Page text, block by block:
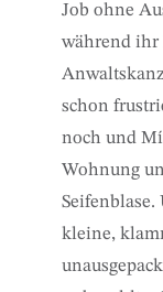
Job ohne
während ihr
schon
noch und
Wohnung
kleine,